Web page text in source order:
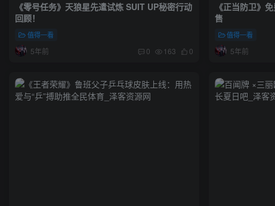
《零号任务》天狼星先遣试炼 SUIT UP秘密行动
回顾！
值得一看
5年前 0 163 0
《正当防卫》
售
值得一看
5年前